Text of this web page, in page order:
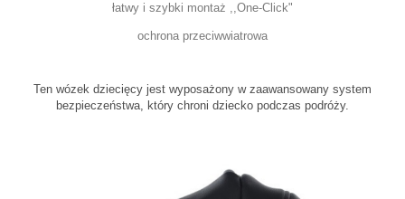
łatwy i szybki montaż ,,One-Click"
ochrona przeciwwiatrowa
Ten wózek dziecięcy jest wyposażony w zaawansowany system
bezpieczeństwa, który chroni dziecko podczas podróży.